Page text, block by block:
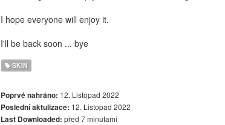
I hope everyone will enjoy it.
I'll be back soon ... bye
SKIN
Poprvé nahráno: 12. Listopad 2022
Poslední aktulizace: 12. Listopad 2022
Last Downloaded: před 7 minutami